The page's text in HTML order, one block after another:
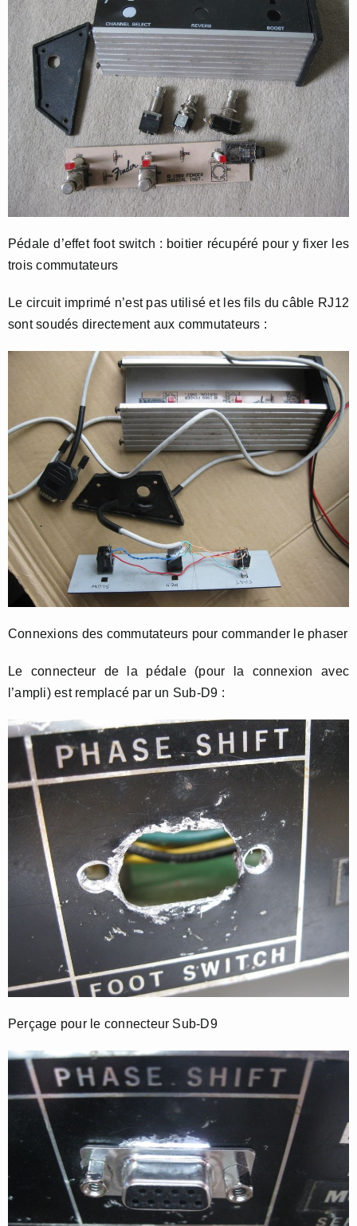
Pédale d’effet foot switch : boitier récupéré pour y fixer les
trois commutateurs
Le circuit imprimé n’est pas utilisé et les fils du câble RJ12
sont soudés directement aux commutateurs :
Connexions des commutateurs pour commander le phaser
Le connecteur de la pédale (pour la connexion avec
l’ampli) est remplacé par un Sub-D9 :
Perçage pour le connecteur Sub-D9